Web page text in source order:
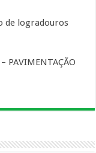
de logradouros
PAVIMENTAÇÃO